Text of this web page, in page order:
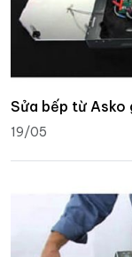
Sửa bếp từ Asko
19/05